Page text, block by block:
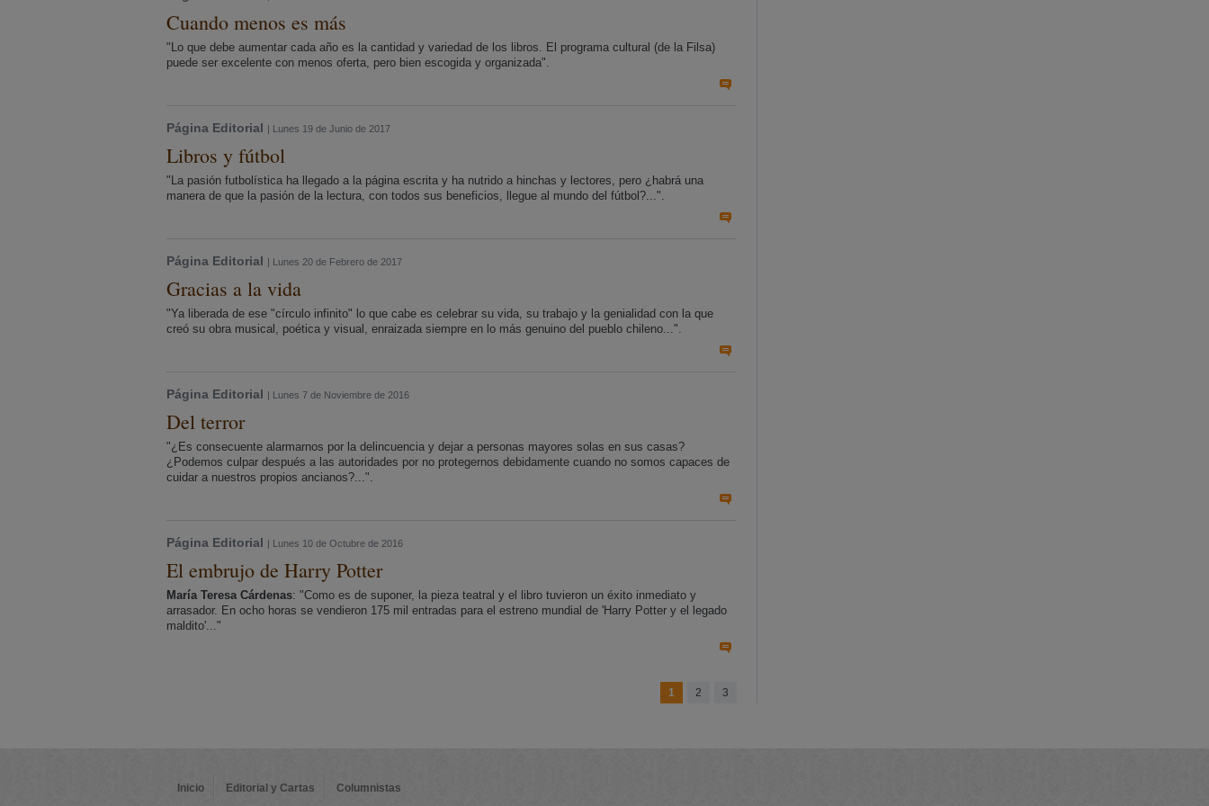
Cuando menos es más
"Lo que debe aumentar cada año es la cantidad y variedad de los libros. El programa cultural (de la Filsa)
puede ser excelente con menos oferta, pero bien escogida y organizada".
Página Editorial | Lunes 19 de Junio de 2017
Libros y fútbol
"La pasión futbolística ha llegado a la página escrita y ha nutrido a hinchas y lectores, pero ¿habrá una
manera de que la pasión de la lectura, con todos sus beneficios, llegue al mundo del fútbol?...".
Página Editorial | Lunes 20 de Febrero de 2017
Gracias a la vida
"Ya liberada de ese "círculo infinito" lo que cabe es celebrar su vida, su trabajo y la genialidad con la que
creó su obra musical, poética y visual, enraizada siempre en lo más genuino del pueblo chileno...".
Página Editorial | Lunes 7 de Noviembre de 2016
Del terror
"¿Es consecuente alarmarnos por la delincuencia y dejar a personas mayores solas en sus casas?
¿Podemos culpar después a las autoridades por no protegernos debidamente cuando no somos capaces de
cuidar a nuestros propios ancianos?...".
Página Editorial | Lunes 10 de Octubre de 2016
El embrujo de Harry Potter
María Teresa Cárdenas: "Como es de suponer, la pieza teatral y el libro tuvieron un éxito inmediato y
arrasador. En ocho horas se vendieron 175 mil entradas para el estreno mundial de 'Harry Potter y el legado
maldito'..."
1 2 3
Inicio Editorial y Cartas Columnistas